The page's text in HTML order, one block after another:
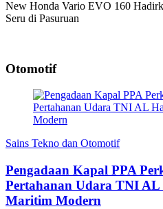
New Honda Vario EVO 160
Seru di Pasuruan
Otomotif
Sains Tekno dan Otomotif
Pengadaan Kapal PPA
Pertahanan Udara TNI AL
Maritim Modern